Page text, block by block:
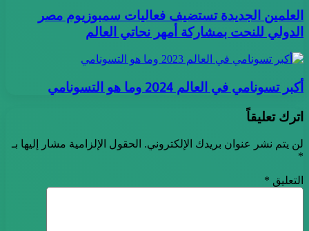
العلمين الجديدة تستضيف فعاليات سمبوزيوم مصر
الدولي للنحت بمشاركة أمهر نحاتي العالم
أكبر تسونامي في العالم 2024 وما هو التسونامي
اترك تعليقاً
لن يتم نشر عنوان بريدك الإلكتروني. الحقول الإلزامية مشار إليها بـ
*
التعليق *